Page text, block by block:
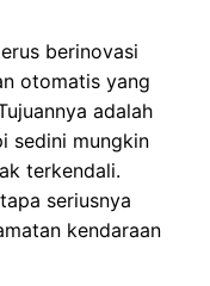
berinovasi
otomatis yang
adalah
sedini mungkin
terkendali.
seriusnya
kendaraan